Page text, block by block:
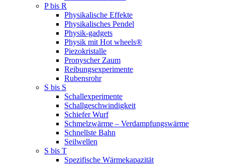
P bis R
Physikalische Effekte
Physikalisches Pendel
Physik-gadgets
Physik mit Hot wheels®
Piezokristalle
Pronyscher Zaum
Reibungsexperimente
Rubensrohr
S bis S
Schallexperimente
Schallgeschwindigkeit
Schiefer Wurf
Schmelzwärme – Verdampfungswärme
Schnellste Bahn
Seilwellen
S bis T
Spezifische Wärmekapazität